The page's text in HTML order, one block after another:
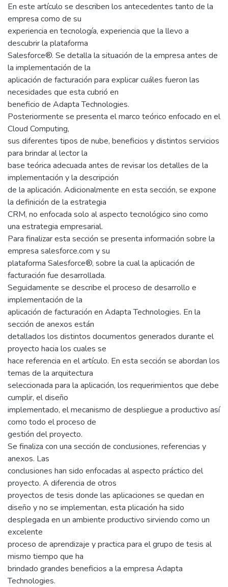
En este artículo se describen los antecedentes tanto de la
empresa como de su
experiencia en tecnología, experiencia que la llevo a
descubrir la plataforma
Salesforce®. Se detalla la situación de la empresa antes de
la implementación de la
aplicación de facturación para explicar cuáles fueron las
necesidades que esta cubrió en
beneficio de Adapta Technologies.
Posteriormente se presenta el marco teórico enfocado en el
Cloud Computing,
sus diferentes tipos de nube, beneficios y distintos servicios
para brindar al lector la
base teórica adecuada antes de revisar los detalles de la
implementación y la descripción
de la aplicación. Adicionalmente en esta sección, se expone
la definición de la estrategia
CRM, no enfocada solo al aspecto tecnológico sino como
una estrategia empresarial.
Para finalizar esta sección se presenta información sobre la
empresa salesforce.com y su
plataforma Salesforce®, sobre la cual la aplicación de
facturación fue desarrollada.
Seguidamente se describe el proceso de desarrollo e
implementación de la
aplicación de facturación en Adapta Technologies. En la
sección de anexos están
detallados los distintos documentos generados durante el
proyecto hacia los cuales se
hace referencia en el artículo. En esta sección se abordan los
temas de la arquitectura
seleccionada para la aplicación, los requerimientos que debe
cumplir, el diseño
implementado, el mecanismo de despliegue a productivo así
como todo el proceso de
gestión del proyecto.
Se finaliza con una sección de conclusiones, referencias y
anexos. Las
conclusiones han sido enfocadas al aspecto práctico del
proyecto. A diferencia de otros
proyectos de tesis donde las aplicaciones se quedan en
diseño y no se implementan, esta plicación ha sido
desplegada en un ambiente productivo sirviendo como un
excelente
proceso de aprendizaje y practica para el grupo de tesis al
mismo tiempo que ha
brindado grandes beneficios a la empresa Adapta
Technologies.